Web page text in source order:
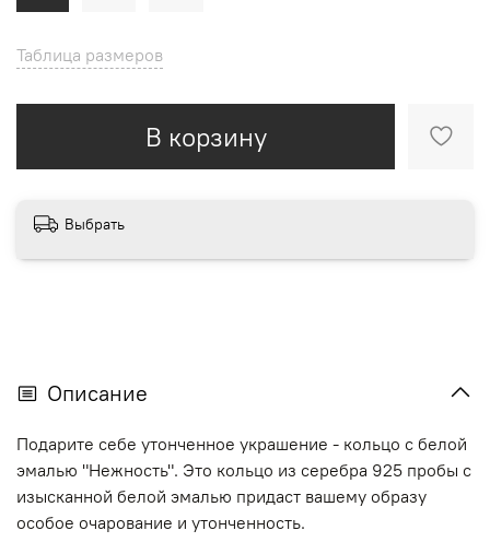
Таблица размеров
В корзину
Выбрать
Описание
Подарите себе утонченное украшение - кольцо с белой
эмалью "Нежность". Это кольцо из серебра 925 пробы с
изысканной белой эмалью придаст вашему образу
особое очарование и утонченность.